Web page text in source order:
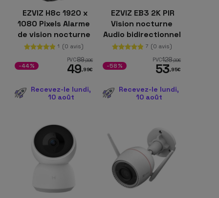
EZVIZ H8c 1920 x
1080 Pixels Alarme
de vision nocturne
Blanc
1 (0 avis)
PVC89,99€
49,99€
-44%
Recevez-le lundi,
10 août
EZVIZ EB3 2K PIR
Vision nocturne
Audio bidirectionnel
WiFi Batterie Noir
7 (0 avis)
PVC128,99€
53,95€
-58%
Recevez-le lundi,
10 août